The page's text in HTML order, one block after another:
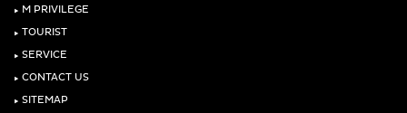
‣ M PRIVILEGE
‣ TOURIST
‣ SERVICE
‣ CONTACT US
‣ SITEMAP